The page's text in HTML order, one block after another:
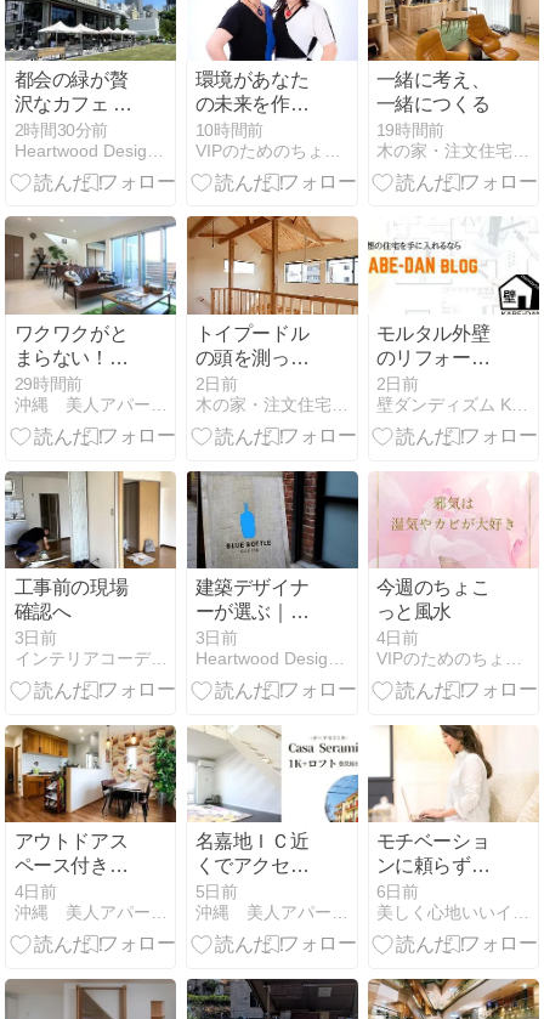
都会の緑が贅
沢なカフェ -
RACINES
FARM TO
PARK 池袋- /
＃603
2時間30分前
環境があなた
の未来を作り
ます！！
10時間前
一緒に考え、
一緒につくる
19時間前
ワクワクがと
まらない！秘
密基地のよう
な間取りの
家。
29時間前
トイプードル
の頭を測って
格子をつくっ
たのに、普通
に出てきたお
2日前
モルタル外壁
のリフォーム
完全ガイド｜
ひび割れの見
分け方から費
2日前
工事前の現場
確認へ
3日前
インテリアコーディネーター荒井詩万のブログ
建築デザイナ
ーが選ぶ｜空
間デザインも
魅力のBLUE
BOTTLE
Art&Architecture
＃602
3日前
今週のちょこ
っと風水
4日前
アウトドアス
ペース付き！
北欧スタイル
の家♪4LDK
4日前
名嘉地ＩＣ近
くでアクセス
抜群♪超好立地
物件！ロフト
付き物件♪
5日前
モチベーショ
ンに頼らずに
インテリアを
仕事にする力
6日前